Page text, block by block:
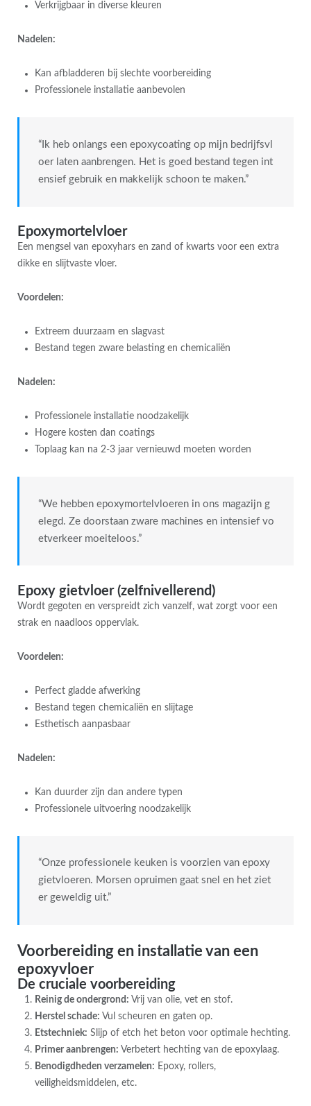
Verkrijgbaar in diverse kleuren
Nadelen:
Kan afbladderen bij slechte voorbereiding
Professionele installatie aanbevolen
“Ik heb onlangs een epoxycoating op mijn bedrijfsvl
oer laten aanbrengen. Het is goed bestand tegen int
ensief gebruik en makkelijk schoon te maken.”
Epoxymortelvloer
Een mengsel van epoxyhars en zand of kwarts voor een extra
dikke en slijtvaste vloer.
Voordelen:
Extreem duurzaam en slagvast
Bestand tegen zware belasting en chemicaliën
Nadelen:
Professionele installatie noodzakelijk
Hogere kosten dan coatings
Toplaag kan na 2-3 jaar vernieuwd moeten worden
“We hebben epoxymortelvloeren in ons magazijn g
elegd. Ze doorstaan zware machines en intensief vo
etverkeer moeiteloos.”
Epoxy gietvloer (zelfnivellerend)
Wordt gegoten en verspreidt zich vanzelf, wat zorgt voor een
strak en naadloos oppervlak.
Voordelen:
Perfect gladde afwerking
Bestand tegen chemicaliën en slijtage
Esthetisch aanpasbaar
Nadelen:
Kan duurder zijn dan andere typen
Professionele uitvoering noodzakelijk
“Onze professionele keuken is voorzien van epoxy
gietvloeren. Morsen opruimen gaat snel en het ziet
er geweldig uit.”
Voorbereiding en installatie van een
epoxyvloer
De cruciale voorbereiding
Reinig de ondergrond: Vrij van olie, vet en stof.
Herstel schade: Vul scheuren en gaten op.
Etstechniek: Slijp of etch het beton voor optimale hechting.
Primer aanbrengen: Verbetert hechting van de epoxylaag.
Benodigdheden verzamelen: Epoxy, rollers,
veiligheidsmiddelen, etc.